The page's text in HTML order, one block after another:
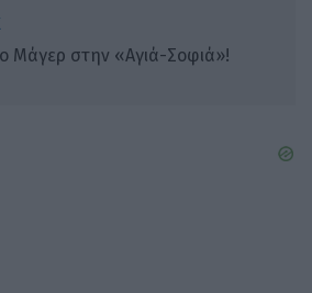
Μάγερ στην «Αγιά-Σοφιά»!